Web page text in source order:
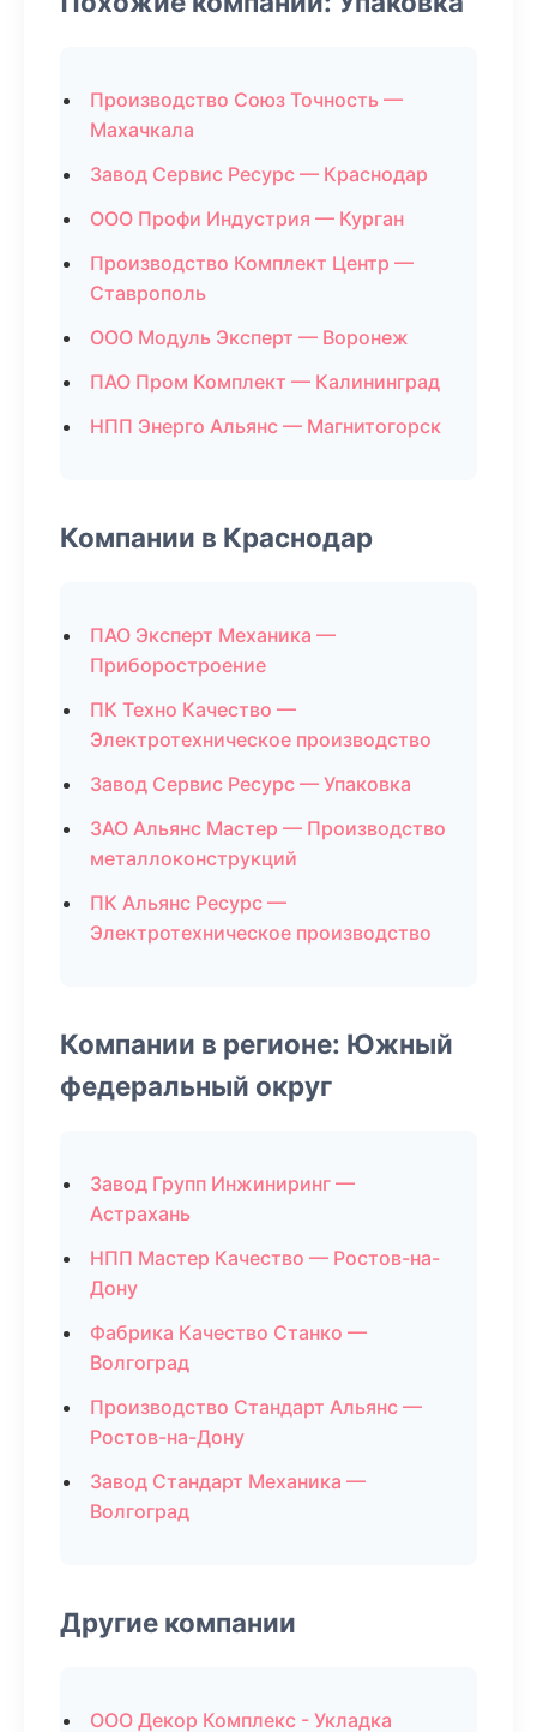
Производство Союз Точность —
Махачкала
Завод Сервис Ресурс — Краснодар
ООО Профи Индустрия — Курган
Производство Комплект Центр —
Ставрополь
ООО Модуль Эксперт — Воронеж
ПАО Пром Комплект — Калининград
НПП Энерго Альянс — Магнитогорск
Компании в Краснодар
ПАО Эксперт Механика —
Приборостроение
ПК Техно Качество —
Электротехническое производство
Завод Сервис Ресурс — Упаковка
ЗАО Альянс Мастер — Производство
металлоконструкций
ПК Альянс Ресурс —
Электротехническое производство
Компании в регионе: Южный
федеральный округ
Завод Групп Инжиниринг —
Астрахань
НПП Мастер Качество — Ростов-на-
Дону
Фабрика Качество Станко —
Волгоград
Производство Стандарт Альянс —
Ростов-на-Дону
Завод Стандарт Механика —
Волгоград
Другие компании
ООО Декор Комплекс - Укладка